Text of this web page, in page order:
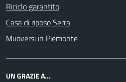
Riciclo garantito
Casa di riposo Serra
Muoversi in Piemonte
UN GRAZIE A...